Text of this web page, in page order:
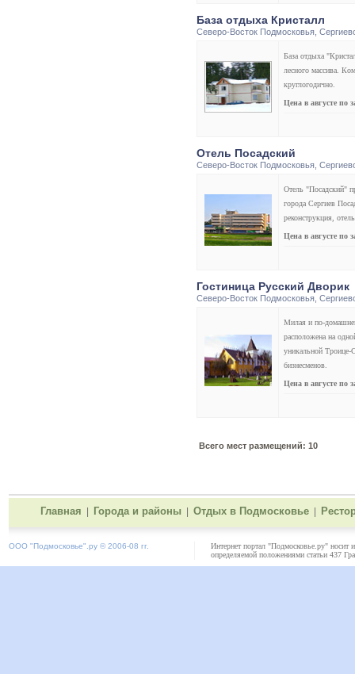
База отдыха Кристалл
Северо-Восток Подмосковья
База отдыха
лесного массива.
круглогодично.
Цена в августе по
Отель Посадский
Северо-Восток Подмосковья
Отель "Посадский"
города Сергиев
реконструкция,
Цена в августе по
Гостиница Русский Дворик
Северо-Восток Подмосковья
Милая и по-
расположена на
уникальной Троице-
бизнесменов.
Цена в августе по
Всего мест размещений: 10
Главная Города и районы Отдых в Подмосковье
ООО "Подмосковье" .ру © 2006-08 гг.
Интернет портал "Подмосковье.ру" носит
определяемой положениями статьи 437